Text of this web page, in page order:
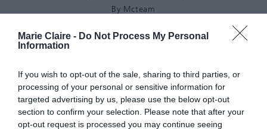
Marie Claire - Do Not Process My Personal
Information
If you wish to opt-out of the sale, sharing to third parties, or
processing of your personal or sensitive information for
targeted advertising by us, please use the below opt-out
section to confirm your selection. Please note that after your
opt-out request is processed you may continue seeing
By Mcteam